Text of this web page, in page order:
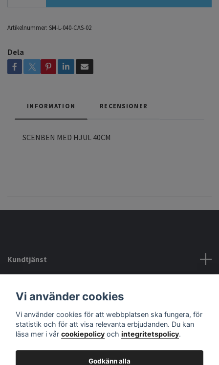
Artikelnummer: SM-L-040-CAS-02
Dela
INFORMATION RECENSIONER
SCENBEN MED HJUL 40CM
Kundtjänst
Sociala medier
Vi använder cookies
Vi använder cookies för att webbplatsen ska fungera, för
statistik och för att visa relevanta erbjudanden. Du kan
läsa mer i vår cookiepolicy och integritetspolicy.
Godkänn alla